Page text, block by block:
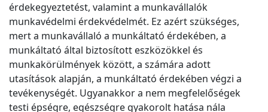
érdekegyeztetést, valamint a munkavállalók
munkavédelmi érdekvédelmét. Ez azért szükséges,
mert a munkavállaló a munkáltató érdekében, a
munkáltató által biztosított eszközökkel és
munkakörülmények között, a számára adott
utasítások alapján, a munkáltató érdekében végzi a
tevékenységét. Ugyanakkor a nem megfelelőségek
testi épségre, egészségre gyakorolt hatása nála